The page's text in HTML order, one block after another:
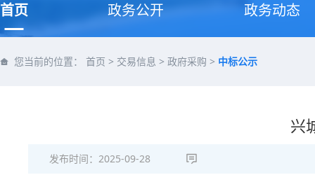
首页 政务公开 政务动态
您当前的位置： 首页 > 交易信息 > 政府采购 > 中标公示
兴
发布时间： 2025-09-28